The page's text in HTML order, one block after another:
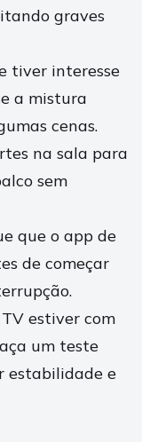
graves
tiver interesse
a mistura
cenas.
na sala para
sem
que o app de
de começar
estiver com
um teste
estabilidade e